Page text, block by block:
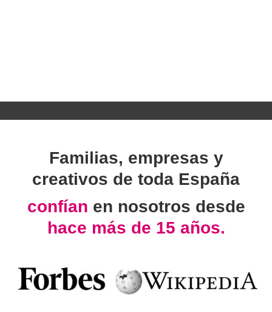
Familias, empresas y
creativos de toda España
confían en nosotros desde
hace más de 15 años.